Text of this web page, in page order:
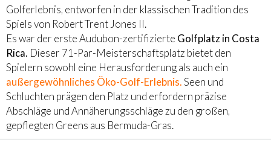
Golferlebnis, entworfen in der klassischen Tradition des
Spiels von Robert Trent Jones II.
Es war der erste Audubon-zertifizierte Golfplatz in Costa
Rica. Dieser 71-Par-Meisterschaftsplatz bietet den
Spielern sowohl eine Herausforderung als auch ein
außergewöhnliches Öko-Golf-Erlebnis.Seen und
Schluchten prägen den Platz und erfordern präzise
Abschläge und Annäherungsschläge zu den großen,
gepflegten Greens aus Bermuda-Gras.